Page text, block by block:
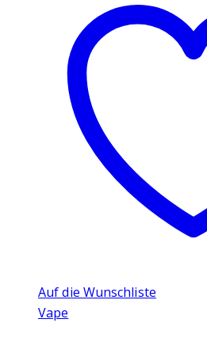
Auf die Wunschliste
Vape